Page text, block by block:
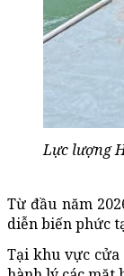
Lực lượng
Từ đầu năm
diễn biến phức
Tại khu vực